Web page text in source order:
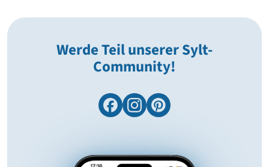
Werde Teil unserer Sylt-
Community!